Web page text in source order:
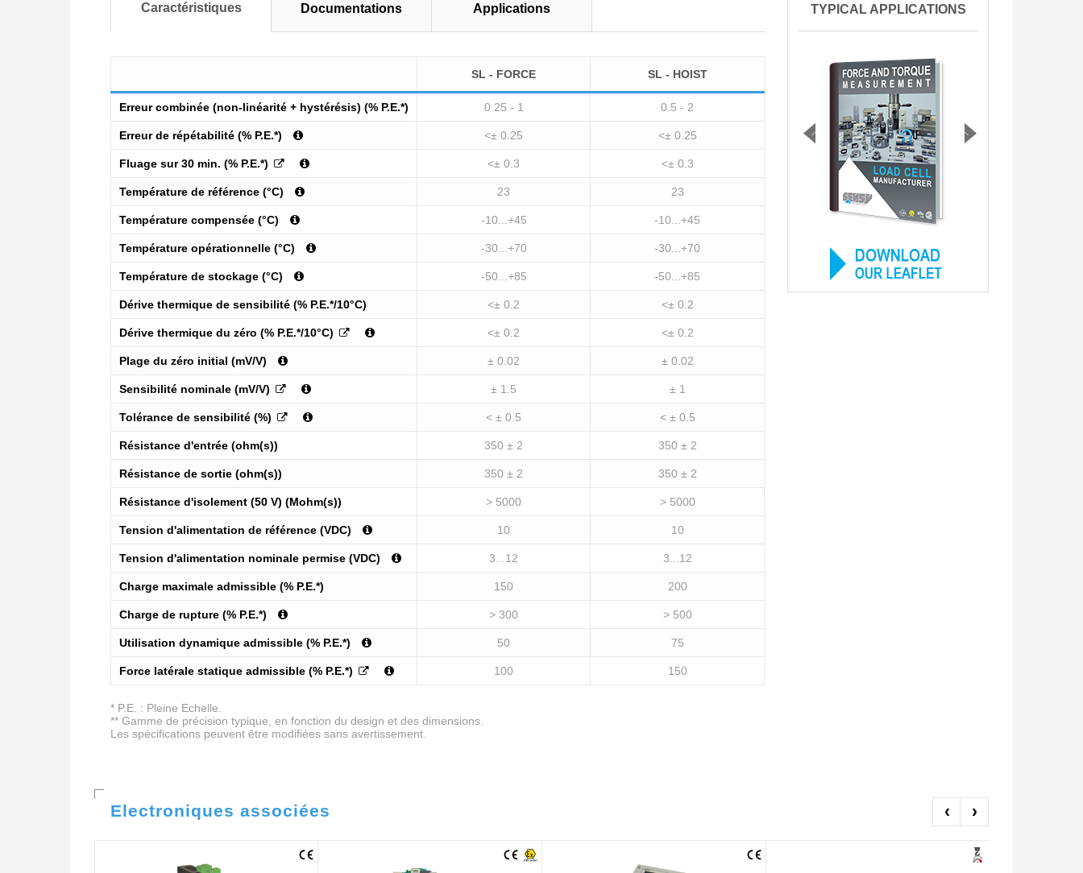
Caractéristiques Documentations Applications
SL - FORCE SL - HOIST
Erreur combinée (non-linéarité + hystérésis) (% P.E.*) 0.25 - 1 0.5 - 2
Erreur de répétabilité (% P.E.*) <± 0.25 <± 0.25
Fluage sur 30 min. (% P.E.*) <± 0.3 <± 0.3
Température de référence (°C) 23 23
Température compensée (°C) -10...+45 -10...+45
Température opérationnelle (°C) -30...+70 -30...+70
Température de stockage (°C) -50...+85 -50...+85
Dérive thermique de sensibilité (% P.E.*/10°C) <± 0.2 <± 0.2
Dérive thermique du zéro (% P.E.*/10°C) <± 0.2 <± 0.2
Plage du zéro initial (mV/V) ± 0.02 ± 0.02
Sensibilité nominale (mV/V) ± 1.5 ± 1
Tolérance de sensibilité (%) < ± 0.5 < ± 0.5
Résistance d'entrée (ohm(s)) 350 ± 2 350 ± 2
Résistance de sortie (ohm(s)) 350 ± 2 350 ± 2
Résistance d'isolement (50 V) (Mohm(s)) > 5000 > 5000
Tension d'alimentation de référence (VDC) 10 10
Tension d'alimentation nominale permise (VDC) 3...12 3...12
Charge maximale admissible (% P.E.*) 150 200
Charge de rupture (% P.E.*) > 300 > 500
Utilisation dynamique admissible (% P.E.*) 50 75
Force latérale statique admissible (% P.E.*) 100 150
* P.E. : Pleine Echelle.
** Gamme de précision typique, en fonction du design et des dimensions.
Les spécifications peuvent être modifiées sans avertissement.
TYPICAL APPLICATIONS
Electroniques associées ‹ ›